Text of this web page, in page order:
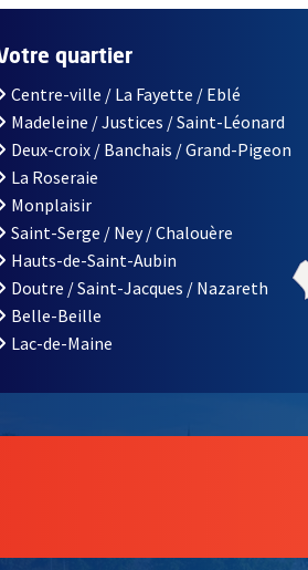
D'INSCRIPTION À LA LETTRE
fenêtre
quartier
Centre-ville / La Fayette / Eblé
Madeleine / Justices / Saint-Léonard
Deux-croix / Banchais / Grand-Pigeon
La Roseraie
Monplaisir
Saint-Serge / Ney / Chalouère
Hauts-de-Saint-Aubin
Doutre / Saint-Jacques / Nazareth
Belle-Beille
Lac-de-Maine